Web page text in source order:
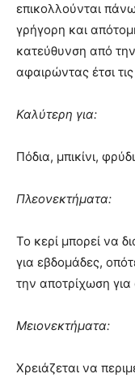
επικολλούνται
γρήγορη και
κατεύθυνση από
αφαιρώντας έτσι τις
Καλύτερη για:
Πόδια, μπικίνι,
Πλεονεκτήματα:
Το κερί μπορεί να
για εβδομάδες,
την αποτρίχωση
Μειονεκτήματα:
Χρειάζεται να